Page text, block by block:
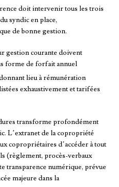
doit intervenir tous les trois
syndic en place,
de bonne gestion.
gestion courante doivent
forme de forfait annuel
lieu à rémunération
exhaustivement et tarifées
transforme profondément
L’extranet de la copropriété
copropriétaires d’accéder à tout
(règlement, procès-verbaux
transparence numérique, prévue
majeure dans la